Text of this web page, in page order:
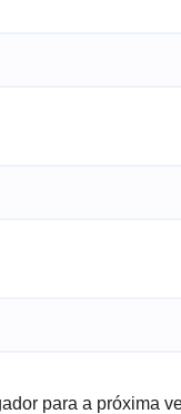
para a próxima